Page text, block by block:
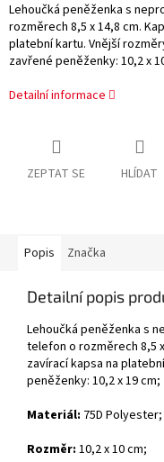
Lehoučká peněženka s
rozměrech 8,5 x 14,8 cm.
platební kartu. Vnější
zavřené peněženky: 10,2 x
Detailní informace
ZEPTAT SE HLÍDAT
Popis Značka
Detailní popis
Lehoučká peněženka s
telefon o rozměrech 8,5
zavírací kapsa na
peněženky: 10,2 x 19
Materiál: 75D Polyester;
Rozměr: 10,2 x 10 cm;